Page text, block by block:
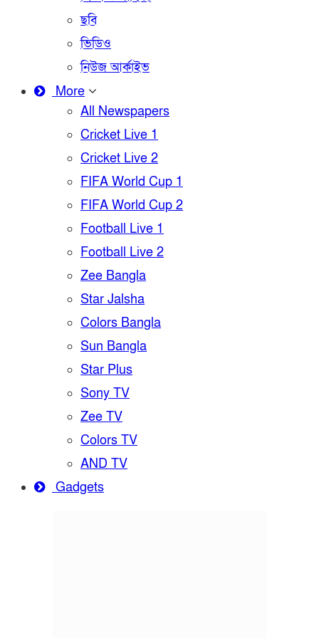
ছবি
ভিডিও
নিউজ আর্কাইভ
More
All Newspapers
Cricket Live 1
Cricket Live 2
FIFA World Cup 1
FIFA World Cup 2
Football Live 1
Football Live 2
Zee Bangla
Star Jalsha
Colors Bangla
Sun Bangla
Star Plus
Sony TV
Zee TV
Colors TV
AND TV
Gadgets